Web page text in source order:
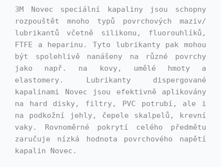
3M Novec speciální kapaliny jsou schopny
rozpouštět mnoho typů povrchových maziv/
lubrikantů včetně silikonu, fluorouhlíků,
FTFE a heparinu. Tyto lubrikanty pak mohou
být spolehlivě nanášeny na různé povrchy
jako např. na kovy, umělé hmoty a
elastomery. Lubrikanty dispergované
kapalinami Novec jsou efektivně aplikovány
na hard disky, filtry, PVC potrubí, ale i
na podkožní jehly, čepele skalpelů, krevní
vaky. Rovnoměrné pokrytí celého předmětu
zaručuje nízká hodnota povrchového napětí
kapalin Novec.